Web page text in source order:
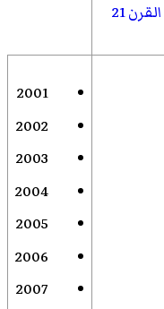
القرن 21
2001
2002
2003
2004
2005
2006
2007